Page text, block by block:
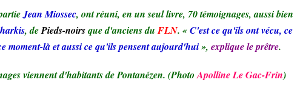
Jean Miossec, ont réuni, en un seul livre, 70 témoignages, aussi bien
harkis, dePieds-noirsque d'anciens duFLN. «C'est ce qu'ils ont vécu, ce
moment-là et aussi ce qu'ils pensent aujourd'hui», explique le prêtre.
viennent d'habitants de Pontanézen. (PhotoApolline Le Gac-Frin)